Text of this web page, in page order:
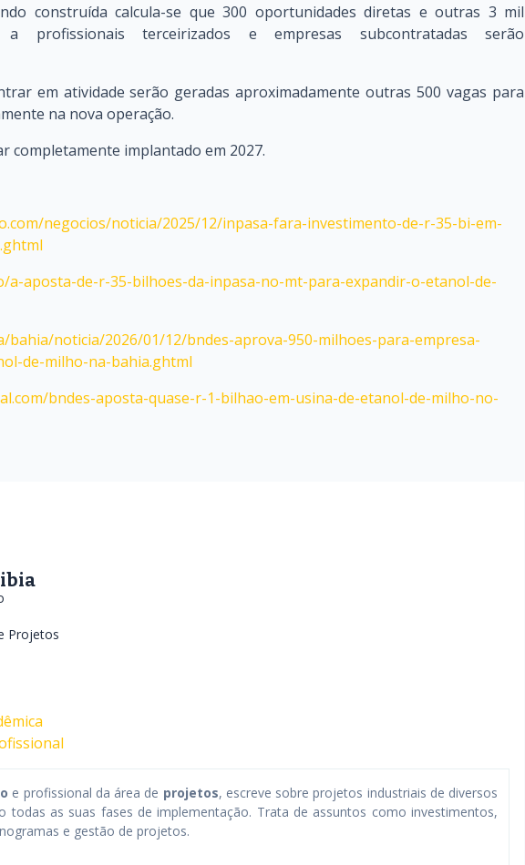
construída calcula-se que 300 oportunidades diretas e outras 3 mil
a profissionais terceirizados e empresas subcontratadas serão
em atividade serão geradas aproximadamente outras 500 vagas para
na nova operação.
completamente implantado em 2027.
negocios/noticia/2025/12/inpasa-fara-investimento-de-r-35-bi-em-
a-aposta-de-r-35-bilhoes-da-inpasa-no-mt-para-expandir-o-etanol-de-
bahia/noticia/2026/01/12/bndes-aprova-950-milhoes-para-empresa-
de-milho-na-bahia.ghtml
bndes-aposta-quase-r-1-bilhao-em-usina-de-etanol-de-milho-no-
Projetos
e profissional da área de projetos, escreve sobre projetos industriais de diversos
todas as suas fases de implementação. Trata de assuntos como investimentos,
e gestão de projetos.